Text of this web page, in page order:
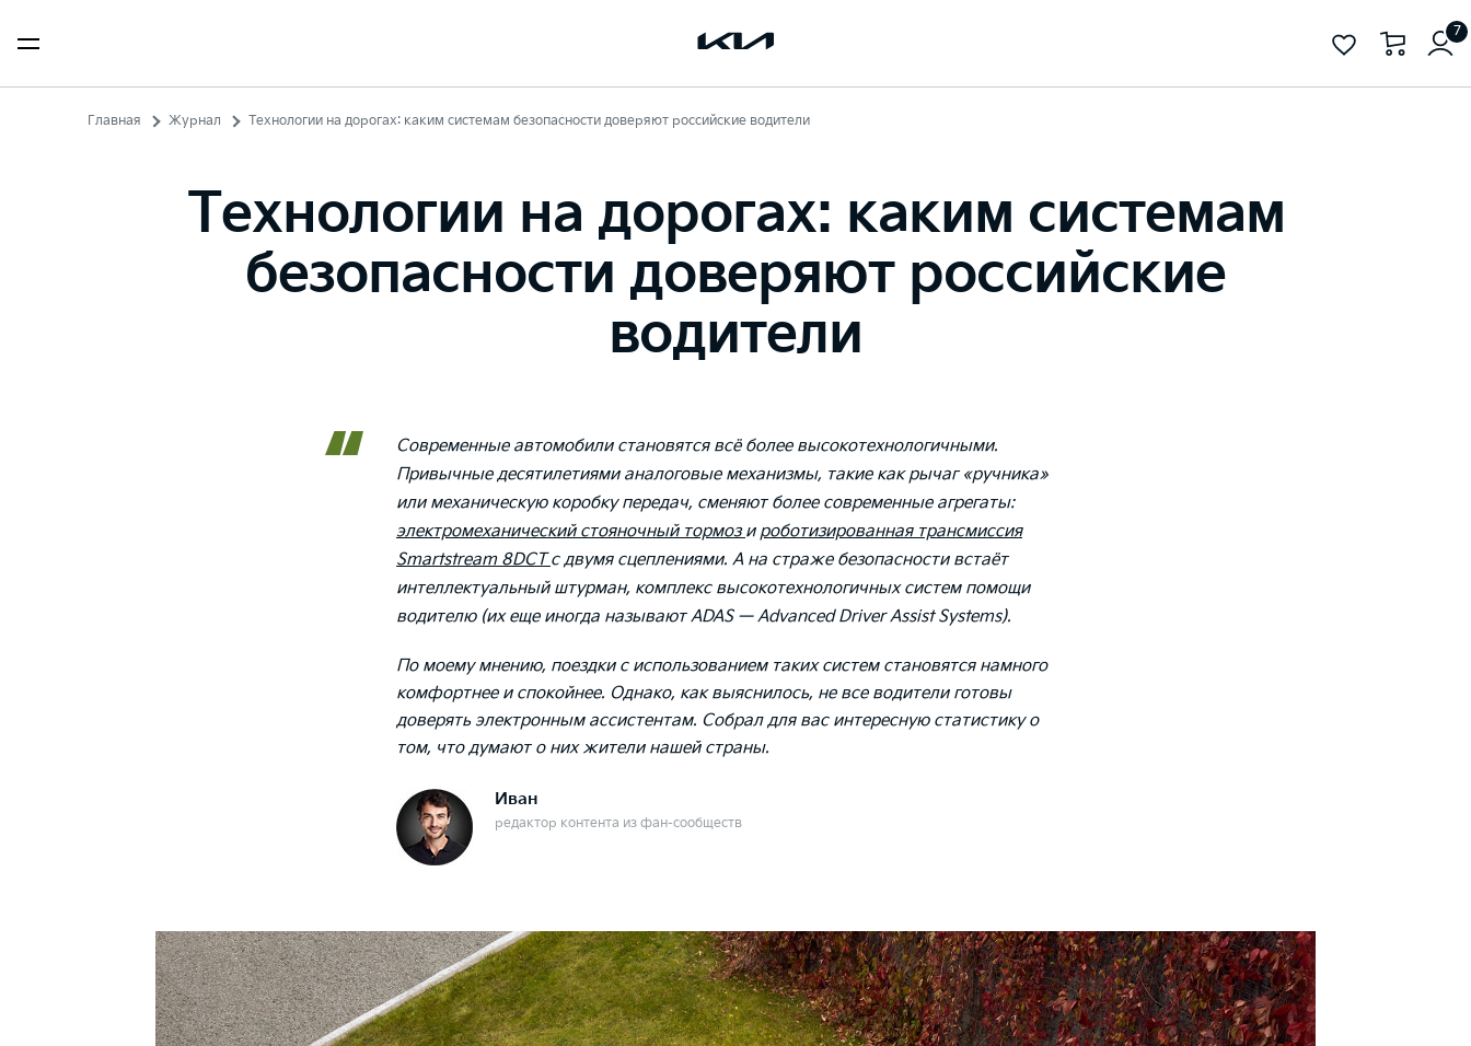
7
Главная Журнал Технологии на дорогах: каким системам безопасности доверяют российские водители
Технологии на дорогах: каким системам
безопасности доверяют российские
водители
Современные автомобили становятся всё более высокотехнологичными.
Привычные десятилетиями аналоговые механизмы, такие как рычаг «ручника»
или механическую коробку передач, сменяют более современные агрегаты:
электромеханический стояночный тормози роботизированная трансмиссия
Smartstream 8DCTс двумя сцеплениями. А на страже безопасности встаёт
интеллектуальный штурман, комплекс высокотехнологичных систем помощи
водителю (их еще иногда называют ADAS — Advanced Driver Assist Systems).
По моему мнению, поездки с использованием таких систем становятся намного
комфортнее и спокойнее. Однако, как выяснилось, не все водители готовы
доверять электронным ассистентам. Собрал для вас интересную статистику о
том, что думают о них жители нашей страны.
Иван
редактор контента из фан-сообществ